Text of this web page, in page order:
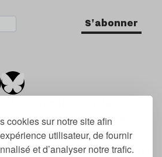
cookies sur notre site afin
utilisateur, de fournir
et d’analyser notre trafic.
S'abonner
indépendant sur la
tendances, dont la
de 2007.
« prochain », « suivant